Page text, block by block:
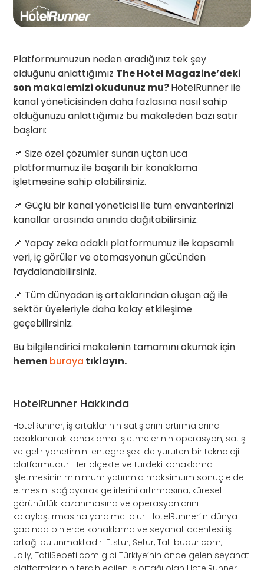
Platformumuzun neden aradığınız tek şey
olduğunu anlattığımız The Hotel Magazine’deki
son makalemizi okudunuz mu?HotelRunner ile
kanal yöneticisinden daha fazlasına nasıl sahip
olduğunuzu anlattığımız bu makaleden bazı satır
başları:
📌 Size özel çözümler sunan uçtan uca
platformumuz ile başarılı bir konaklama
işletmesine sahip olabilirsiniz.
📌 Güçlü bir kanal yöneticisi ile tüm envanterinizi
kanallar arasında anında dağıtabilirsiniz.
📌 Yapay zeka odaklı platformumuz ile kapsamlı
veri, iç görüler ve otomasyonun gücünden
faydalanabilirsiniz.
📌 Tüm dünyadan iş ortaklarından oluşan ağ ile
sektör üyeleriyle daha kolay etkileşime
geçebilirsiniz.
Bu bilgilendirici makalenin tamamını okumak için
hemen buraya tıklayın.
HotelRunner Hakkında
HotelRunner, iş ortaklarının satışlarını artırmalarına
odaklanarak konaklama işletmelerinin operasyon, satış
ve gelir yönetimini entegre şekilde yürüten bir teknoloji
platformudur. Her ölçekte ve türdeki konaklama
işletmesinin minimum yatırımla maksimum sonuç elde
etmesini sağlayarak gelirlerini artırmasına, küresel
görünürlük kazanmasına ve operasyonlarını
kolaylaştırmasına yardımcı olur. HotelRunner’ın dünya
çapında binlerce konaklama ve seyahat acentesi iş
ortağı bulunmaktadır. Etstur, Setur, Tatilbudur.com,
Jolly, TatilSepeti.com gibi Türkiye’nin önde gelen seyahat